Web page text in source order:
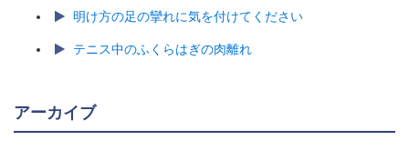
明け方の足の攣れに気を付けてください
テニス中のふくらはぎの肉離れ
アーカイブ